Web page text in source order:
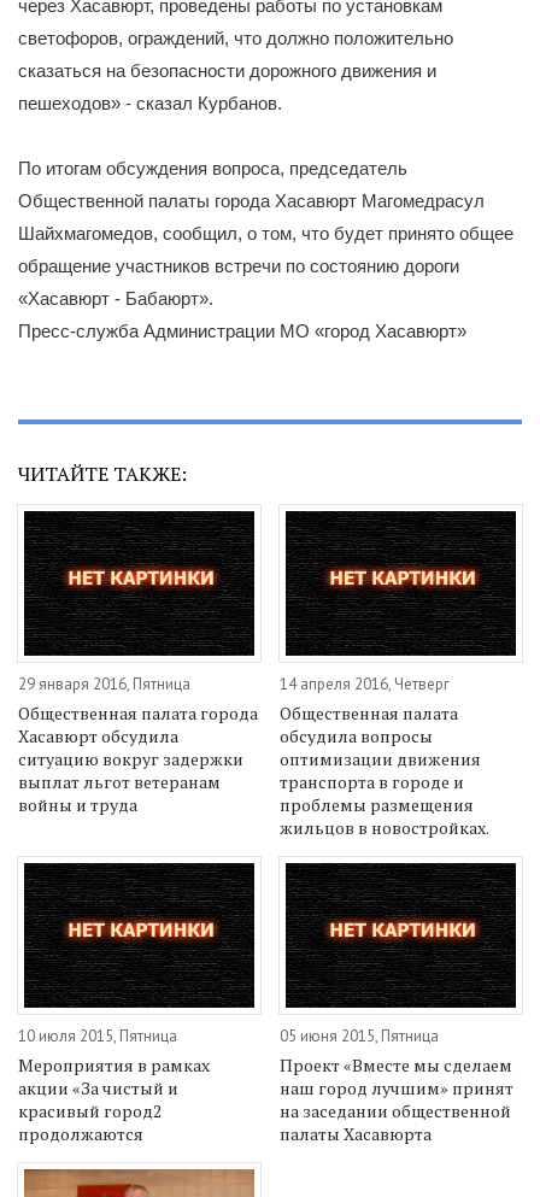
через Хасавюрт, проведены работы по установкам
светофоров, ограждений, что должно положительно
сказаться на безопасности дорожного движения и
пешеходов» - сказал Курбанов.
По итогам обсуждения вопроса, председатель
Общественной палаты города Хасавюрт Магомедрасул
Шайхмагомедов, сообщил, о том, что будет принято общее
обращение участников встречи по состоянию дороги
«Хасавюрт - Бабаюрт».
Пресс-служба Администрации МО «город Хасавюрт»
ЧИТАЙТЕ ТАКЖЕ:
29 января 2016, Пятница
Общественная палата города
Хасавюрт обсудила
ситуацию вокруг задержки
выплат льгот ветеранам
войны и труда
14 апреля 2016, Четверг
Общественная палата
обсудила вопросы
оптимизации движения
транспорта в городе и
проблемы размещения
жильцов в новостройках.
10 июля 2015, Пятница
Мероприятия в рамках
акции «За чистый и
красивый город2
продолжаются
05 июня 2015, Пятница
Проект «Вместе мы сделаем
наш город лучшим» принят
на заседании общественной
палаты Хасавюрта